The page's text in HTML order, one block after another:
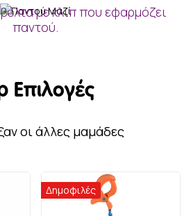
με κλιπ που εφαρμόζει
παντού.
Επιλογές
οι άλλες μαμάδες
Δημοφιλές